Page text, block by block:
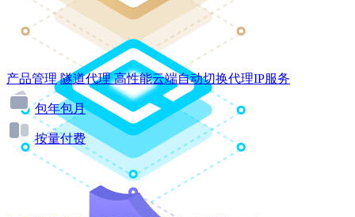
产品管理 隧道代理 高性能云端自动切换代理IP服务
包年包月
按量付费